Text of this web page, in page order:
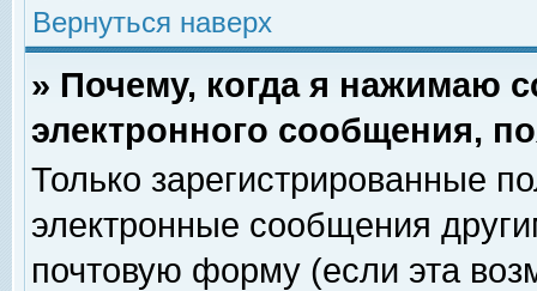
Вернуться наверх
» Почему, когда я нажимаю
электронного сообщения,
Только зарегистрированные
электронные сообщения
почтовую форму (если эта